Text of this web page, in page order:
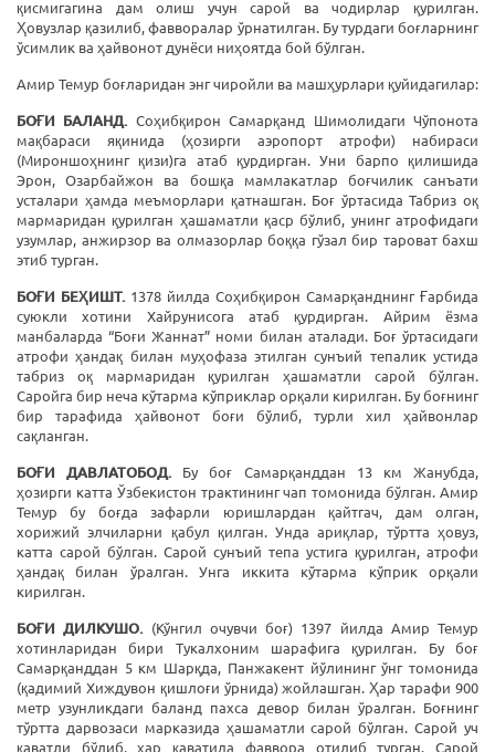
қисмигагина дам олиш учун сарой ва чодирлар қурилган.
Ҳовузлар қазилиб, фавворалар ўрнатилган. Бу турдаги боғларнинг
ўсимлик ва ҳайвонот дунёси ниҳоятда бой бўлган.
Амир Темур боғларидан энг чиройли ва машҳурлари қуйидагилар:
БОҒИ БАЛАНД. Соҳибқирон Самарқанд Шимолидаги Чўпонота
мақбараси яқинида (ҳозирги аэропорт атрофи) набираси
(Мироншоҳнинг қизи)га атаб қурдирган. Уни барпо қилишида
Эрон, Озарбайжон ва бошқа мамлакатлар боғчилик санъати
усталари ҳамда меъморлари қатнашган. Боғ ўртасида Табриз оқ
мармаридан қурилган ҳашаматли қаср бўлиб, унинг атрофидаги
узумлар, анжирзор ва олмазорлар боққа гўзал бир тароват бахш
этиб турган.
БОҒИ БЕҲИШТ. 1378 йилда Соҳибқирон Самарқанднинг Ғарбида
суюкли хотини Хайрунисога атаб қурдирган. Айрим ёзма
манбаларда “Боғи Жаннат” номи билан аталади. Боғ ўртасидаги
атрофи ҳандақ билан муҳофаза этилган сунъий тепалик устида
табриз оқ мармаридан қурилган ҳашаматли сарой бўлган.
Саройга бир неча кўтарма кўприклар орқали кирилган. Бу боғнинг
бир тарафида ҳайвонот боғи бўлиб, турли хил ҳайвонлар
сақланган.
БОҒИ ДАВЛАТОБОД. Бу боғ Самарқанддан 13 км Жанубда,
ҳозирги катта Ўзбекистон трактининг чап томонида бўлган. Амир
Темур бу боғда зафарли юришлардан қайтгач, дам олган,
хорижий элчиларни қабул қилган. Унда ариқлар, тўртта ҳовуз,
катта сарой бўлган. Сарой сунъий тепа устига қурилган, атрофи
ҳандақ билан ўралган. Унга иккита кўтарма кўприк орқали
кирилган.
БОҒИ ДИЛКУШО. (Кўнгил очувчи боғ) 1397 йилда Амир Темур
хотинларидан бири Тукалхоним шарафига қурилган. Бу боғ
Самарқанддан 5 км Шарқда, Панжакент йўлининг ўнг томонида
(қадимий Хиждувон қишлоғи ўрнида) жойлашган. Ҳар тарафи 900
метр узунликдаги баланд пахса девор билан ўралган. Боғнинг
тўртта дарвозаси марказида ҳашаматли сарой бўлган. Сарой уч
қаватли бўлиб, ҳар қаватида фаввора отилиб турган. Сарой